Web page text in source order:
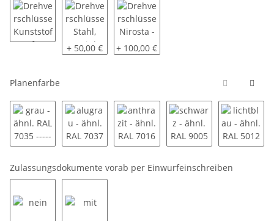
Drehverschlüsse Kunststoff
Drehverschlüsse Stahl, verzinkt
+ 50,00 € Drehverschlüsse Nirosta - V2A
+ 100,00 €
Planenfarbe
Zulassungsdokumente vorab per Einwurfeinschreiben